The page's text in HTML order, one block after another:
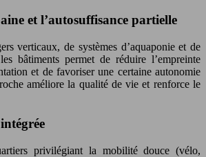
et l’autosuffisance partielle
verticaux, de systèmes d’aquaponie et de
bâtiments permet de réduire l’empreinte
et de favoriser une certaine autonomie
améliore la qualité de vie et renforce le
privilégiant la mobilité douce (vélo,